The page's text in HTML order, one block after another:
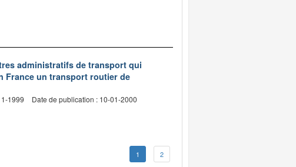
administratifs de transport qui
France un transport routier de
1999 Date de publication : 10-01-2000
1 2